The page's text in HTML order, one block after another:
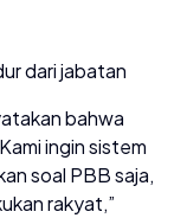
dari jabatan
bahwa
ingin sistem
soal PBB saja,
rakyat,”